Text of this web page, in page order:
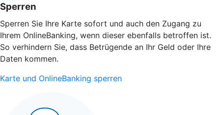
Sperren
Sperren Sie Ihre Karte sofort und auch den Zugang zu
Ihrem OnlineBanking, wenn dieser ebenfalls betroffen ist.
So verhindern Sie, dass Betrügende an Ihr Geld oder Ihre
Daten kommen.
Karte und OnlineBanking sperren